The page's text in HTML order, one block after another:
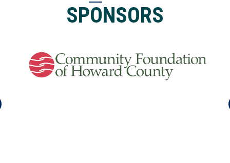
SPONSORS